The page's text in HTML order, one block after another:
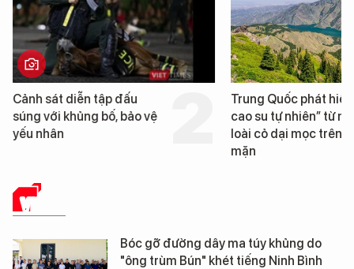
diễn tập đấu
khủng bố, bảo vệ
Trung Quốc phát hiện “mỏ
cao su tự nhiên” từ một
loài cỏ dại mọc trên đất
VIDEO
Bóc gỡ đường dây ma túy khủng do
"ông trùm Bún" khét tiếng Ninh Bình